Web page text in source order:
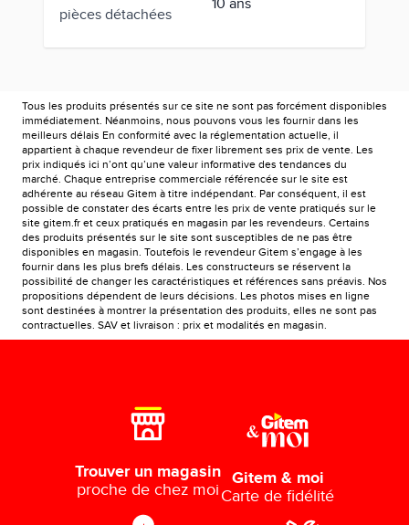
pièces détachées
10 ans
Tous les produits présentés sur ce site ne sont pas forcément disponibles
immédiatement. Néanmoins, nous pouvons vous les fournir dans les
meilleurs délais En conformité avec la réglementation actuelle, il
appartient à chaque revendeur de fixer librement ses prix de vente. Les
prix indiqués ici n’ont qu’une valeur informative des tendances du
marché. Chaque entreprise commerciale référencée sur le site est
adhérente au réseau Gitem à titre indépendant. Par conséquent, il est
possible de constater des écarts entre les prix de vente pratiqués sur le
site gitem.fr et ceux pratiqués en magasin par les revendeurs. Certains
des produits présentés sur le site sont susceptibles de ne pas être
disponibles en magasin. Toutefois le revendeur Gitem s’engage à les
fournir dans les plus brefs délais. Les constructeurs se réservent la
possibilité de changer les caractéristiques et références sans préavis. Nos
propositions dépendent de leurs décisions. Les photos mises en ligne
sont destinées à montrer la présentation des produits, elles ne sont pas
contractuelles. SAV et livraison : prix et modalités en magasin.
Trouver un magasin
proche de chez moi
Gitem & moi
Carte de fidélité